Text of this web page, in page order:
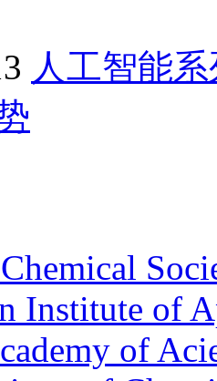
人工智能
Institute of
of